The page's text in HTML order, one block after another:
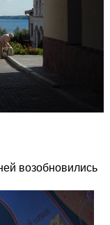
возобновились